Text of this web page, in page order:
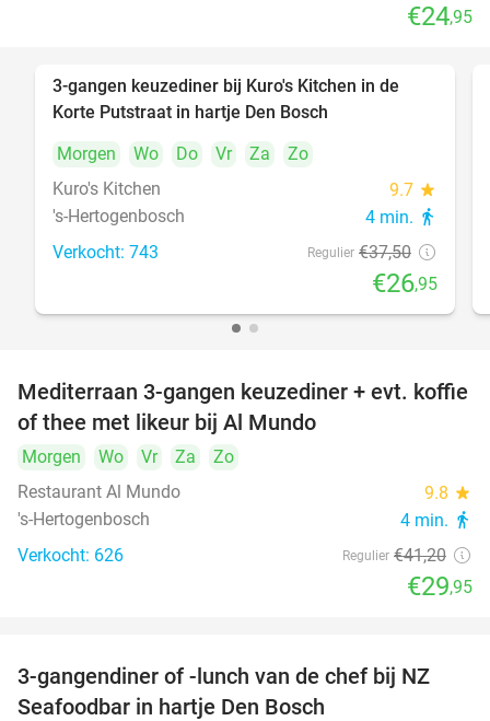
€24,95
3-gangen keuzediner bij Kuro's Kitchen in de
Korte Putstraat in hartje Den Bosch
Morgen
Wo Do Vr Za
Zo
Kuro's Kitchen
9.7 star
's-Hertogenbosch 4 min. directions_walk
Verkocht: 743 Regulier €37,50
€26,95
27%
Mediterraan 3-gangen keuzediner + evt. koffie
of thee met likeur bij Al Mundo
Morgen Wo Vr Za
Zo
Restaurant Al Mundo
9.8 star
's-Hertogenbosch 4 min. directions_walk
Verkocht: 626 Regulier €41,20
€29,95
46%
3-gangendiner of -lunch van de chef bij NZ
Seafoodbar in hartje Den Bosch